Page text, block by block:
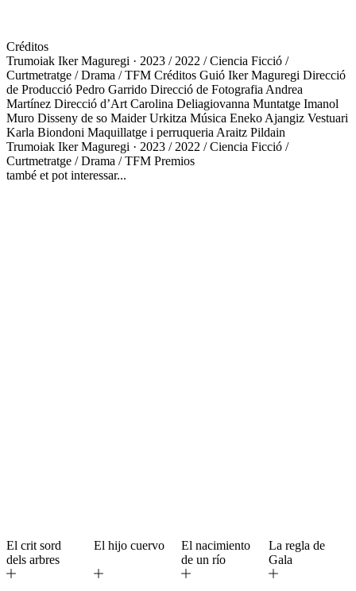
Créditos
Trumoiak Iker Maguregi · 2023 / 2022 / Ciencia Ficció /
Curtmetratge / Drama / TFM Créditos Guió Iker Maguregi Direcció
de Producció Pedro Garrido Direcció de Fotografia Andrea
Martínez Direcció d’Art Carolina Deliagiovanna Muntatge Imanol
Muro Disseny de so Maider Urkitza Música Eneko Ajangiz Vestuari
Karla Biondoni Maquillatge i perruqueria Araitz Pildain
Trumoiak Iker Maguregi · 2023 / 2022 / Ciencia Ficció /
Curtmetratge / Drama / TFM Premios
també et pot interessar...
El crit sord
dels arbres
El hijo cuervo
El nacimiento
de un río
La regla de
Gala